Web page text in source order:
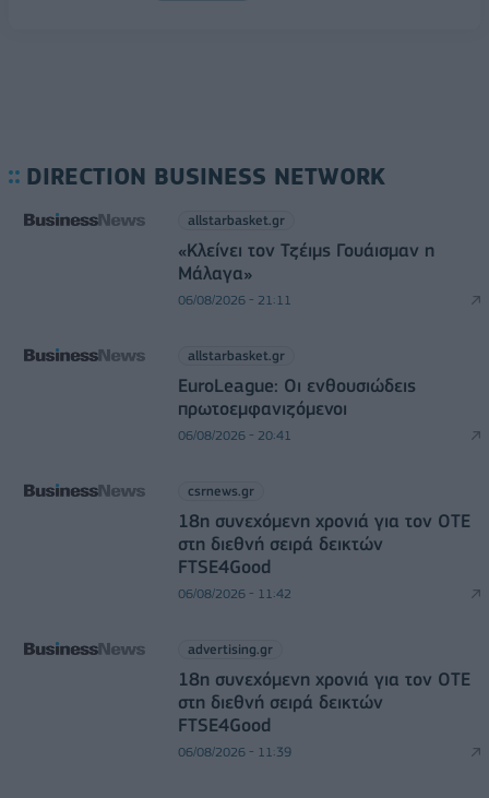
DIRECTION BUSINESS NETWORK
allstarbasket.gr
«Κλείνει τον Τζέιμς Γουάισμαν η
Μάλαγα»
06/08/2026 - 21:11
allstarbasket.gr
EuroLeague: Οι ενθουσιώδεις
πρωτοεμφανιζόμενοι
06/08/2026 - 20:41
csrnews.gr
18η συνεχόμενη χρονιά για τον ΟΤΕ
στη διεθνή σειρά δεικτών
FTSE4Good
06/08/2026 - 11:42
advertising.gr
18η συνεχόμενη χρονιά για τον ΟΤΕ
στη διεθνή σειρά δεικτών
FTSE4Good
06/08/2026 - 11:39